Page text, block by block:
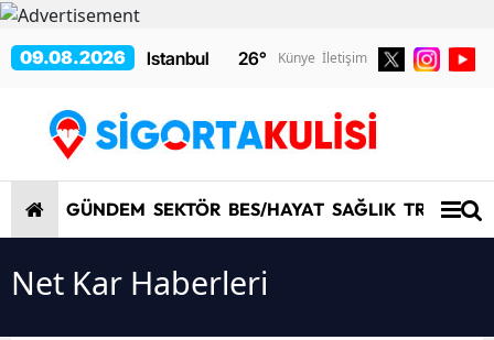
09.08.2026 26° Künye İletişim
GÜNDEM SEKTÖR BES/HAYAT SAĞLIK TRAFİK/
Net Kar Haberleri